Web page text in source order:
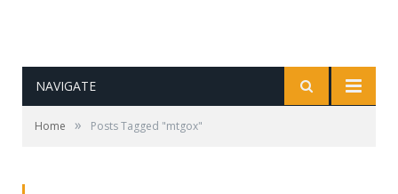
NAVIGATE
Home » Posts Tagged "mtgox"